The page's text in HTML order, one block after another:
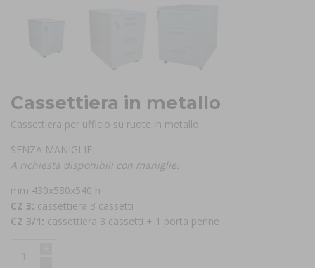
Cassettiera in metallo
Cassettiera per ufficio su ruote in metallo.
SENZA MANIGLIE
A richiesta disponibili con maniglie.
mm 430x580x540 h
CZ 3: cassettiera 3 cassetti
CZ 3/1: cassettiera 3 cassetti + 1 porta penne